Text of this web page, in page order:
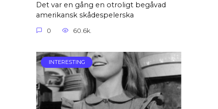
Det var en gång en otroligt begåvad
amerikansk skådespelerska
0 60.6k.
INTERESTING